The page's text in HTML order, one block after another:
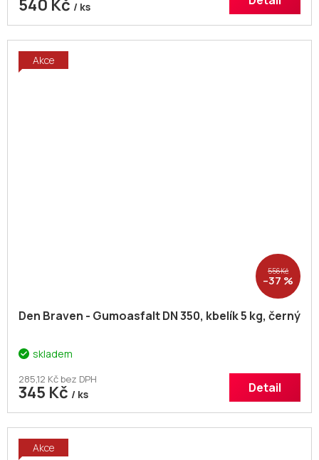
540 Kč / ks
Akce
556 Kč
–37 %
Den Braven - Gumoasfalt DN 350, kbelík 5 kg, černý
skladem
285,12 Kč bez DPH
345 Kč / ks Detail
Akce